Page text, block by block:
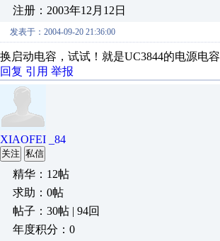
注册：2003年12月12日
发表于：2004-09-20 21:36:00
换启动电容，试试！就是UC3844的电源电容
回复 引用 举报
XIAOFEI _84
关注 私信
精华：12帖
求助：0帖
帖子：30帖 | 94回
年度积分：0